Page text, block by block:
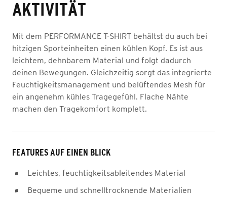
AKTIVITÄT
Mit dem PERFORMANCE T-SHIRT behältst du auch bei
hitzigen Sporteinheiten einen kühlen Kopf. Es ist aus
leichtem, dehnbarem Material und folgt dadurch
deinen Bewegungen. Gleichzeitig sorgt das integrierte
Feuchtigkeitsmanagement und belüftendes Mesh für
ein angenehm kühles Tragegefühl. Flache Nähte
machen den Tragekomfort komplett.
FEATURES AUF EINEN BLICK
Leichtes, feuchtigkeitsableitendes Material
Bequeme und schnelltrocknende Materialien